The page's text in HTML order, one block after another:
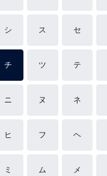
シ ス セ
チ ツ テ
ニ ヌ ネ
ヒ フ ヘ
ミ ム メ